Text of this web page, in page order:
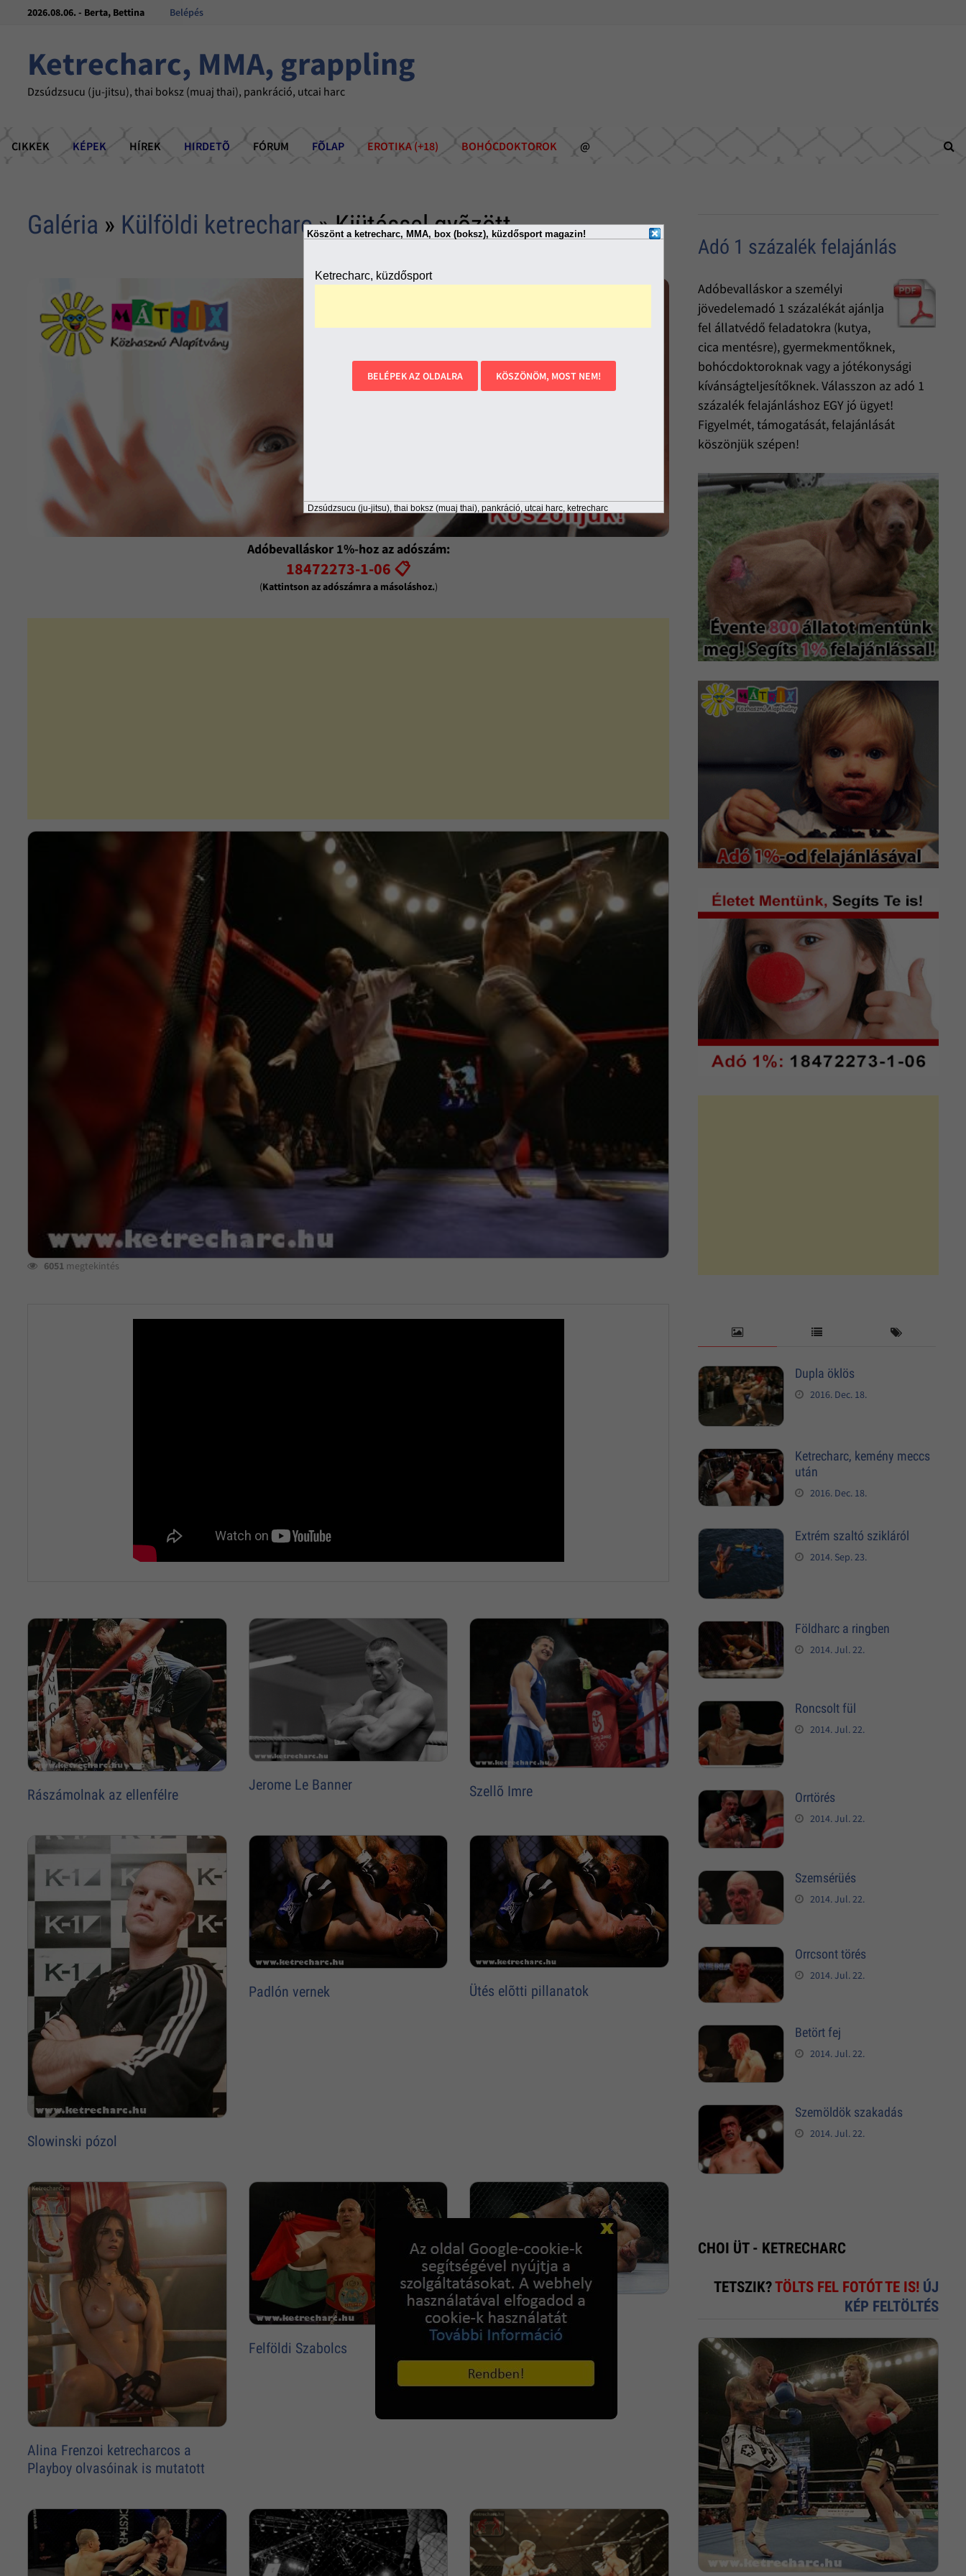
Köszönt a ketrecharc, MMA, box (boksz), küzdősport magazin!
Ketrecharc, küzdősport
BELÉPEK AZ OLDALRA KÖSZÖNÖM, MOST NEM!
Dzsúdzsucu (ju-jitsu), thai boksz (muaj thai), pankráció, utcai harc, ketrecharc
2026.08.06. - Berta, Bettina Belépés
Ketrecharc, MMA, grappling
Dzsúdzsucu (ju-jitsu), thai boksz (muaj thai), pankráció, utcai harc
CIKKEK KÉPEK HÍREK HIRDETÕ FÓRUM FÕLAP EROTIKA (+18) BOHÓCDOKTOROK @
Galéria » Külföldi ketrecharc» Kiütéssel gyõzött
Adóbevalláskor 1%-hoz az adószám:
18472273-1-06 📋
(Kattintson az adószámra a másoláshoz.)
6051 megtekintés
Rászámolnak az ellenfélre
Jerome Le Banner Szellõ Imre
Slowinski pózol
Padlón vernek Ütés elõtti pillanatok
Alina Frenzoi ketrecharcos a
Playboy olvasóinak is mutatott
Felföldi Szabolcs
Harc a földön
Adó 1 százalék felajánlás
Adóbevalláskor a személyi
jövedelemadó 1 százalékát ajánlja
fel állatvédő feladatokra (kutya,
cica mentésre), gyermekmentőknek,
bohócdoktoroknak vagy a jótékonysági
kívánságteljesítőknek. Válasszon az adó 1
százalék felajánláshoz EGY jó ügyet!
Figyelmét, támogatását, felajánlását
köszönjük szépen!
Dupla öklös
2016. Dec. 18.
Ketrecharc, kemény meccs
után
2016. Dec. 18.
Extrém szaltó szikláról
2014. Sep. 23.
Földharc a ringben
2014. Jul. 22.
Roncsolt fül
2014. Jul. 22.
Orrtörés
2014. Jul. 22.
Szemsérüés
2014. Jul. 22.
Orrcsont törés
2014. Jul. 22.
Betört fej
2014. Jul. 22.
Szemöldök szakadás
2014. Jul. 22.
CHOI ÜT - KETRECHARC
TETSZIK?TÖLTS FEL FOTÓT TE IS! ÚJ
KÉP FELTÖLTÉS